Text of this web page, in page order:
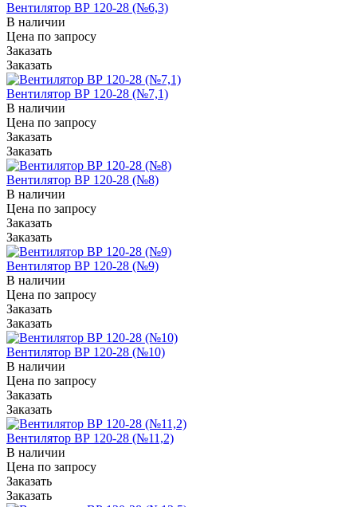
Вентилятор ВР 120-28 (№6,3)
В наличии
Цена по запросу
Заказать
Заказать
Вентилятор ВР 120-28 (№7,1)
В наличии
Цена по запросу
Заказать
Заказать
Вентилятор ВР 120-28 (№8)
В наличии
Цена по запросу
Заказать
Заказать
Вентилятор ВР 120-28 (№9)
В наличии
Цена по запросу
Заказать
Заказать
Вентилятор ВР 120-28 (№10)
В наличии
Цена по запросу
Заказать
Заказать
Вентилятор ВР 120-28 (№11,2)
В наличии
Цена по запросу
Заказать
Заказать